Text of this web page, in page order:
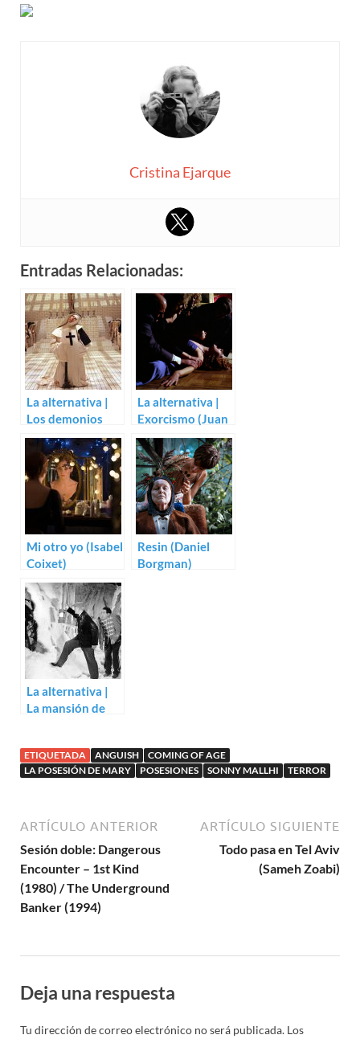
Cristina Ejarque
Entradas Relacionadas:
La alternativa |
Los demonios
(Ken Russell)
La alternativa |
Exorcismo (Juan
Bosch)
Mi otro yo (Isabel
Coixet)
Resin (Daniel
Borgman)
La alternativa |
La mansión de
ETIQUETADA ANGUISH
COMING OF AGE
LA POSESIÓN DE MARY
POSESIONES SONNY MALLHI TERROR
ARTÍCULO ANTERIOR
Sesión doble: Dangerous
Encounter – 1st Kind
(1980) / The Underground
Banker (1994)
ARTÍCULO SIGUIENTE
Todo pasa en Tel Aviv
(Sameh Zoabi)
Deja una respuesta
Tu dirección de correo electrónico no será publicada. Los